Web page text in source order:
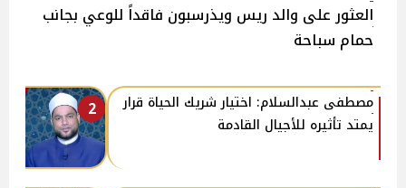
العثور على والد ريس ويذرسبون فاقداً للوعي بجانب
حمام سباحة
2
مصطفى عبدالسلام: اختيار شريك الحياة قرار
يمتد تأثيره للأجيال القادمة